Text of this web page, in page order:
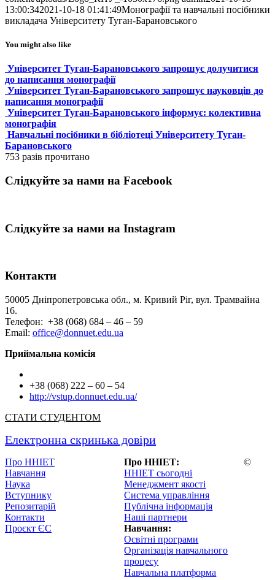
13:00:342021-10-18 01:41:49Монографії та навчальні посібники
викладача Університету Туган-Барановського
You might also like
Університет Туган-Барановського запрошує долучитися
до написання монографії
Університет Туган-Барановського запрошує науковців до
написання монографії
Університет Туган-Барановського інформує: колективна
монографія
Навчальні посібники в бібліотеці Університету Туган-
Барановського
753 разів прочитано
Слідкуйте за нами на Facebook
Слідкуйте за нами на Instagram
Контакти
50005 Дніпропетровська обл., м. Кривий Ріг, вул. Трамвайна
16.
Телефон: +38 (068) 684 – 46 – 59
Email: office@donnuet.edu.ua
Приймальна комісія
+38 (068) 222 – 60 – 54
http://vstup.donnuet.edu.ua/
СТАТИ СТУДЕНТОМ
Електронна скринька довіри
Про ННІЕТ
Навчання
Наука
Вступнику
Репозитарій
Контакти
Проєкт ЄС
Про ННІЕТ:
ННІЕТ сьогодні
Менеджмент якості
Система управління
Публічна інформація
Наші партнери
Навчання:
Освітні програми
Організація навчального
процесу
Навчальна платформа
©